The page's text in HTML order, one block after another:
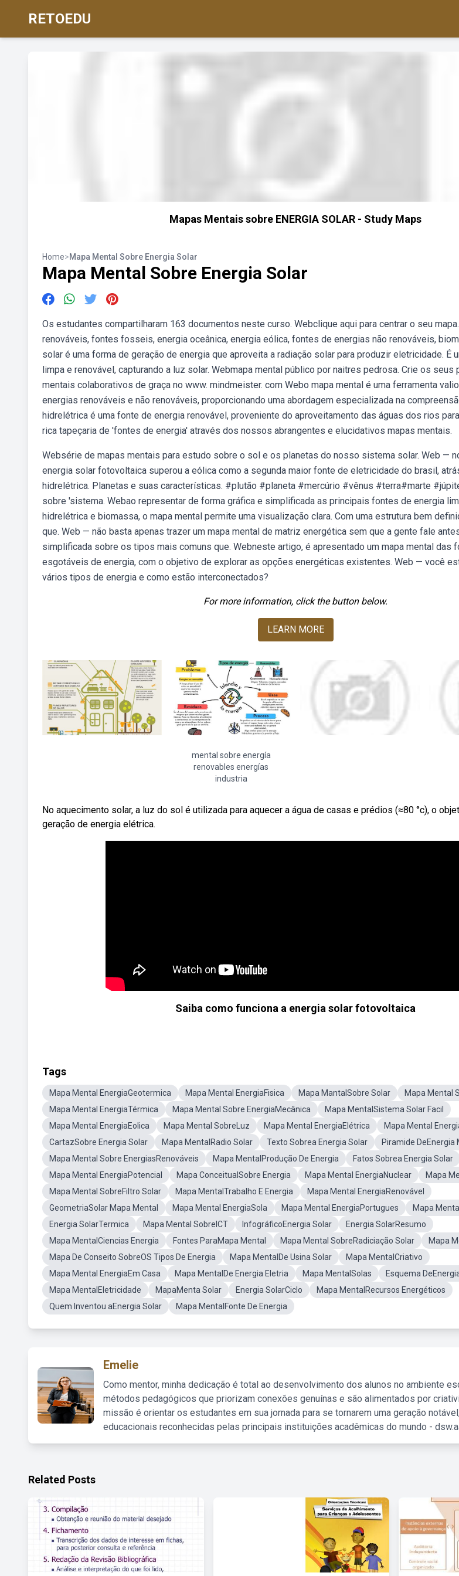
RETOEDU
Mapas Mentais sobre ENERGIA SOLAR - Study Maps
Home>Mapa Mental Sobre Energia Solar
Mapa Mental Sobre Energia Solar
Os estudantes compartilharam 163 documentos neste curso. Webclique aqui para centrar o seu
renováveis, fontes fosseis, energia oceânica, energia eólica, fontes de energias não renováveis,
solar é uma forma de geração de energia que aproveita a radiação solar para produzir eletricidade. É
limpa e renovável, capturando a luz solar. Webmapa mental público por naitres pedrosa. Crie os seus
mentais colaborativos de graça no www. mindmeister. com Webo mapa mental é uma ferramenta
energias renováveis e não renováveis, proporcionando uma abordagem especializada na
hidrelétrica é uma fonte de energia renovável, proveniente do aproveitamento das águas dos rios
rica tapeçaria de 'fontes de energia' através dos nossos abrangentes e elucidativos mapas mentais.
Websérie de mapas mentais para estudo sobre o sol e os planetas do nosso sistema solar. Web —
energia solar fotovoltaica superou a eólica como a segunda maior fonte de eletricidade do brasil,
hidrelétrica. Planetas e suas características. #plutão #planeta #mercúrio #vênus #terra#marte
sobre 'sistema. Webao representar de forma gráfica e simplificada as principais fontes de energia
hidrelétrica e biomassa, o mapa mental permite uma visualização clara. Com uma estrutura bem
que. Web — não basta apenas trazer um mapa mental de matriz energética sem que a gente fale
simplificada sobre os tipos mais comuns que. Webneste artigo, é apresentado um mapa mental das
esgotáveis de energia, com o objetivo de explorar as opções energéticas existentes. Web — você
vários tipos de energia e como estão interconectados?
For more information, click the button below.
LEARN MORE
mental sobre energía
renovables energías
industria
No aquecimento solar, a luz do sol é utilizada para aquecer a água de casas e prédios (≈80 °c), o
geração de energia elétrica.
Saiba como funciona a energia solar fotovoltaica
Tags
Mapa Mental EnergiaGeotermica Mapa Mental EnergiaFisica Mapa MantalSobre Solar
Mapa Mental
Mapa Mental EnergiaTérmica
Mapa Mental Sobre EnergiaMecânica
Mapa MentalSistema Solar Facil
Mapa Mental EnergiaEolica
Mapa Mental SobreLuz Mapa Mental EnergiaElétrica
Mapa Mental
CartazSobre Energia Solar
Mapa MentalRadio Solar Texto Sobrea Energia Solar
Piramide DeEnergia
Mapa Mental Sobre EnergiasRenováveis
Mapa MentalProdução De Energia
Fatos Sobrea Energia Solar
Mapa Mental EnergiaPotencial
Mapa ConceitualSobre Energia Mapa Mental EnergiaNuclear
Mapa
Mapa Mental SobreFiltro Solar
Mapa MentalTrabalho E Energia
Mapa Mental EnergiaRenovável
GeometriaSolar Mapa Mental
Mapa Mental EnergiaSola Mapa Mental EnergiaPortugues
Mapa
Energia SolarTermica
Mapa Mental SobreICT InfográficoEnergia Solar
Energia SolarResumo
Mapa MentalCiencias Energia
Fontes ParaMapa Mental Mapa Mental SobreRadiciação Solar
Mapa
Mapa De Conseito SobreOS Tipos De Energia
Mapa MentalDe Usina Solar
Mapa MentalCriativo
Mapa Mental EnergiaEm Casa
Mapa MentalDe Energia Eletria Mapa MentalSolas
Esquema
Mapa MentalEletricidade
MapaMenta Solar Energia SolarCiclo
Mapa MentalRecursos Energéticos
Quem Inventou aEnergia Solar
Mapa MentalFonte De Energia
Emelie
Como mentor, minha dedicação é total ao desenvolvimento dos alunos no ambiente
métodos pedagógicos que priorizam conexões genuínas e são alimentados por
missão é orientar os estudantes em sua jornada para se tornarem uma geração
educacionais reconhecidas pelas principais instituições acadêmicas do mundo -
Related Posts